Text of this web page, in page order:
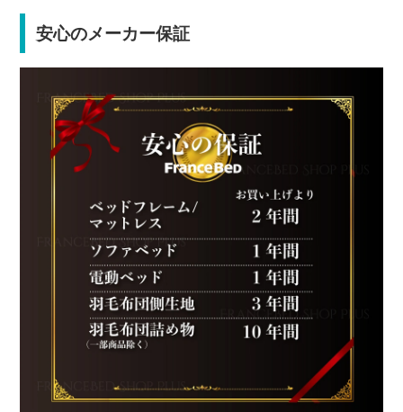
安心のメーカー保証